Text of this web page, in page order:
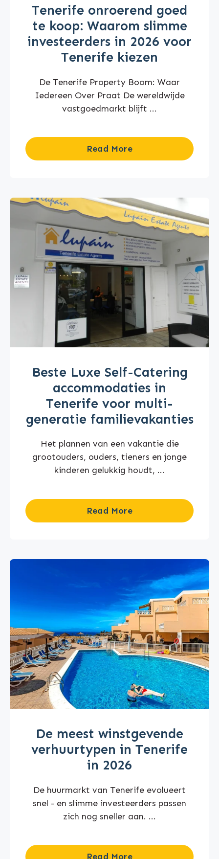
Tenerife onroerend goed
te koop: Waarom slimme
investeerders in 2026 voor
Tenerife kiezen
De Tenerife Property Boom: Waar
Iedereen Over Praat De wereldwijde
vastgoedmarkt blijft ...
Read More
Beste Luxe Self-Catering
accommodaties in
Tenerife voor multi-
generatie familievakanties
Het plannen van een vakantie die
grootouders, ouders, tieners en jonge
kinderen gelukkig houdt, ...
Read More
De meest winstgevende
verhuurtypen in Tenerife
in 2026
De huurmarkt van Tenerife evolueert
snel - en slimme investeerders passen
zich nog sneller aan. ...
Read More